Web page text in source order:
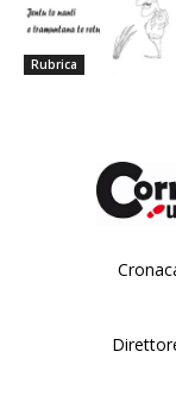
Rubrica